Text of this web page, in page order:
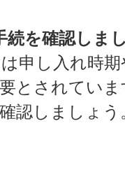
続を確認しま
申し入れ時期
とされてい
認しましょう